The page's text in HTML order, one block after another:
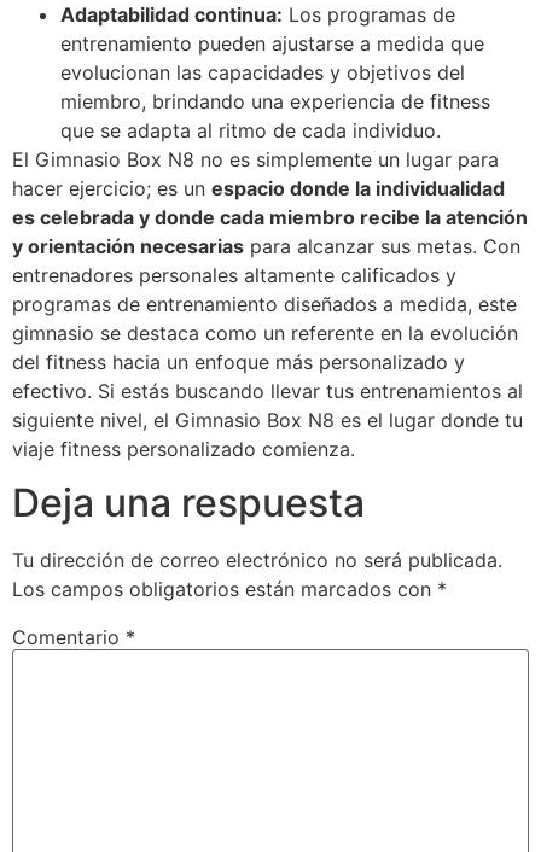
Adaptabilidad continua: Los programas de
entrenamiento pueden ajustarse a medida que
evolucionan las capacidades y objetivos del
miembro, brindando una experiencia de fitness
que se adapta al ritmo de cada individuo.
El Gimnasio Box N8 no es simplemente un lugar para
hacer ejercicio; es un espacio donde la individualidad
es celebrada y donde cada miembro recibe la atención
y orientación necesarias para alcanzar sus metas. Con
entrenadores personales altamente calificados y
programas de entrenamiento diseñados a medida, este
gimnasio se destaca como un referente en la evolución
del fitness hacia un enfoque más personalizado y
efectivo. Si estás buscando llevar tus entrenamientos al
siguiente nivel, el Gimnasio Box N8 es el lugar donde tu
viaje fitness personalizado comienza.
Deja una respuesta
Tu dirección de correo electrónico no será publicada.
Los campos obligatorios están marcados con *
Comentario *